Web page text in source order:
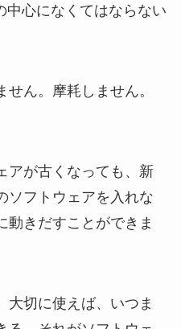
中心になくてはならない
ん。摩耗しません。
アが古くなっても、新
ソフトウェアを入れな
動きだすことができま
大切に使えば、いつま